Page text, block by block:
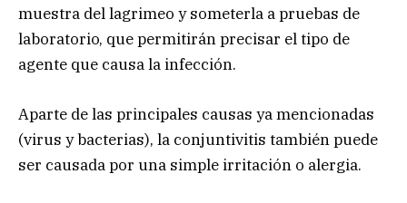
muestra del lagrimeo y someterla a pruebas de
laboratorio, que permitirán precisar el tipo de
agente que causa la infección.
Aparte de las principales causas ya mencionadas
(virus y bacterias), la conjuntivitis también puede
ser causada por una simple irritación o alergia.